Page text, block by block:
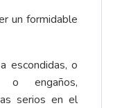
un formidable
escondidas, o
o engaños,
serios en el